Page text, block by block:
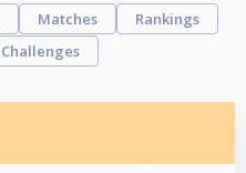
Matches
Rankings
Challenges